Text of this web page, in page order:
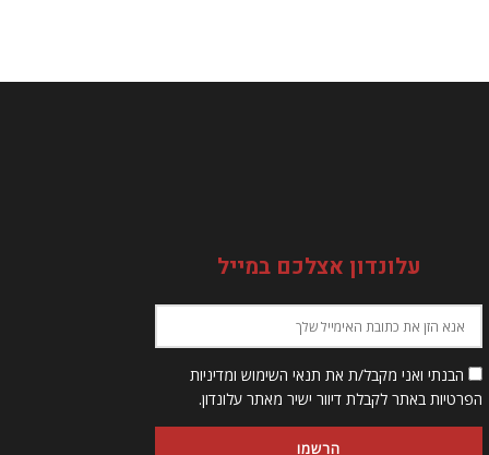
עלונדון אצלכם במייל
הבנתי ואני מקבל/ת את תנאי השימוש ומדיניות
הפרטיות באתר לקבלת דיוור ישיר מאתר עלונדון.